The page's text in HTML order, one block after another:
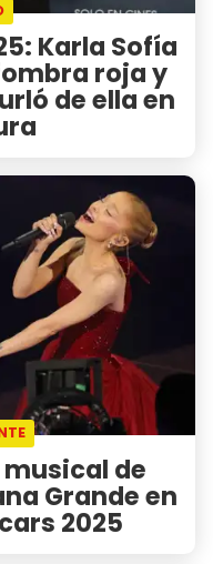
Karla Sofía
roja y
de ella en
de
Grande en
2025